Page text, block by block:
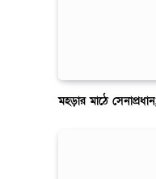
মহড়ার মাঠে